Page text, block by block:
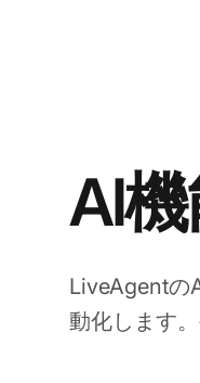
AI
LiveAgentの
動化します